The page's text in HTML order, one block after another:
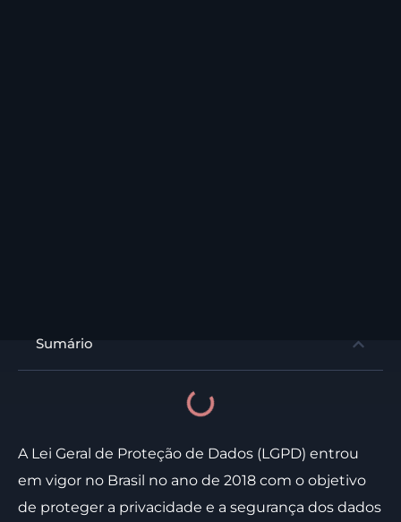
Sumário
A Lei Geral de Proteção de Dados (LGPD) entrou
em vigor no Brasil no ano de 2018 com o objetivo
de proteger a privacidade e a segurança dos dados